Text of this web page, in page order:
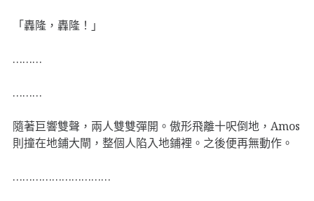
「轟隆，轟隆！」
………
………
隨著巨響雙聲，兩人雙雙彈開。傲形飛離十呎倒地，Amos
則撞在地鋪大閘，整個人陷入地鋪裡。之後便再無動作。
…………………………